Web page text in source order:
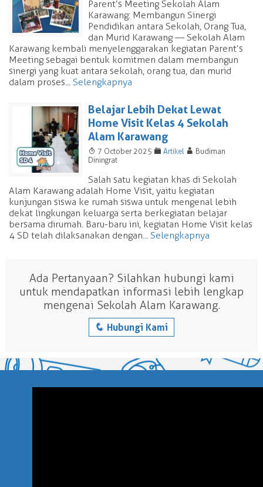
Parent’s Meeting Sekolah Alam
Karawang: Membangun Sinergi
Pendidikan antara Sekolah, Orang Tua,
dan Murid Karawang — Sekolah Alam
Karawang kembali menyelenggarakan kegiatan Parent’s
Meeting sebagai bentuk komitmen dalam membangun
sinergi yang kuat antara sekolah, orang tua, dan murid
dalam proses... Selengkapnya
Belajar Lebih Dekat Lewat
Home Visit Kelas 4 Sekolah
Alam Karawang
T 7 October 2025 F Artikel A Budiman
Diningrat
Salah satu kegiatan khas di Sekolah
Alam Karawang adalah Home Visit, yaitu kegiatan
kunjungan siswa ke rumah siswa untuk mengenal lebih
dekat lingkungan keluarga serta berkegiatan belajar
bersama dirumah. Baru-baru ini, kegiatan Home Visit kelas
4 SD telah dilaksanakan dengan... Selengkapnya
Ada Pertanyaan? Silahkan hubungi kami
untuk mendapatkan informasi lebih lengkap
mengenai Sekolah Alam Karawang.
q Hubungi Kami